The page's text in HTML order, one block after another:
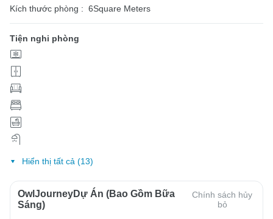
Kích thước phòng : 6Square Meters
Tiện nghi phòng
Hiển thị tất cả (13)
OwlJourneyDự Án (Bao Gồm Bữa
Sáng)
Chính sách hủy
bỏ